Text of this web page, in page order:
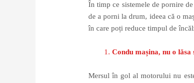
În timp ce sistemele de pornire
de a porni la drum, ideea că o
în care poți reduce timpul de
Condu mașina, nu o
Mersul în gol al motorului nu